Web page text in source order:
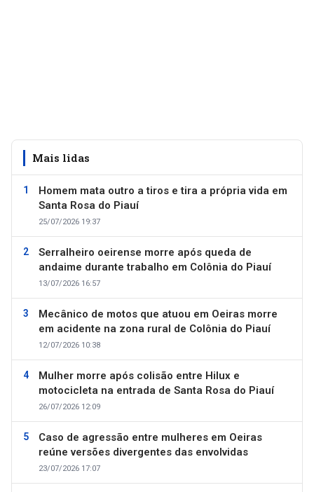
Mais lidas
Homem mata outro a tiros e tira a própria vida em
Santa Rosa do Piauí
25/07/2026 19:37
Serralheiro oeirense morre após queda de
andaime durante trabalho em Colônia do Piauí
13/07/2026 16:57
Mecânico de motos que atuou em Oeiras morre
em acidente na zona rural de Colônia do Piauí
12/07/2026 10:38
Mulher morre após colisão entre Hilux e
motocicleta na entrada de Santa Rosa do Piauí
26/07/2026 12:09
Caso de agressão entre mulheres em Oeiras
reúne versões divergentes das envolvidas
23/07/2026 17:07